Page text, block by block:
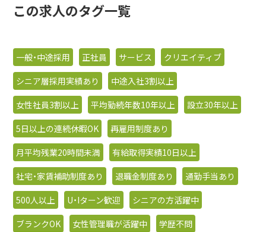
この求人のタグ一覧
一般・中途採用 正社員 サービス
クリエイティブ
シニア層採用実績あり
中途入社3割以上
女性社員3割以上
平均勤続年数10年以上
設立30年以上
5日以上の連続休暇OK
再雇用制度あり
月平均残業20時間未満
有給取得実績10日以上
社宅・家賃補助制度あり
退職金制度あり
通勤手当あり
500人以上
U・Iターン歓迎
シニアの方活躍中
ブランクOK
女性管理職が活躍中
学歴不問